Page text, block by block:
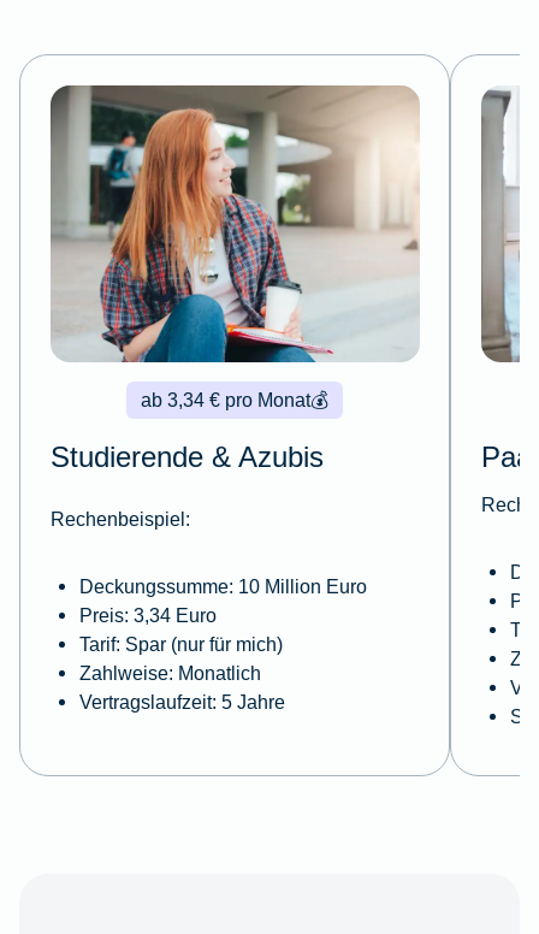
💰
ab 3,34 € pro Monat
Studierende & Azubis
Rechenbeispiel:
Deckungssumme: 10 Million Euro
Preis: 3,34 Euro
Tarif: Spar (nur für mich)
Zahlweise: Monatlich
Vertragslaufzeit: 5 Jahre